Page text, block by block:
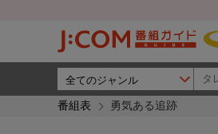
番組表 勇気ある追跡